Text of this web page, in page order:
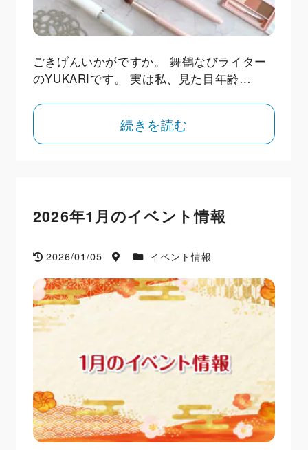
ごきげんいかがですか。 舞鶴なびライター
のYUKARIです。 実は私、見た目年齢…
続きを読む
2026年1月のイベント情報
2026/01/05 イベント情報